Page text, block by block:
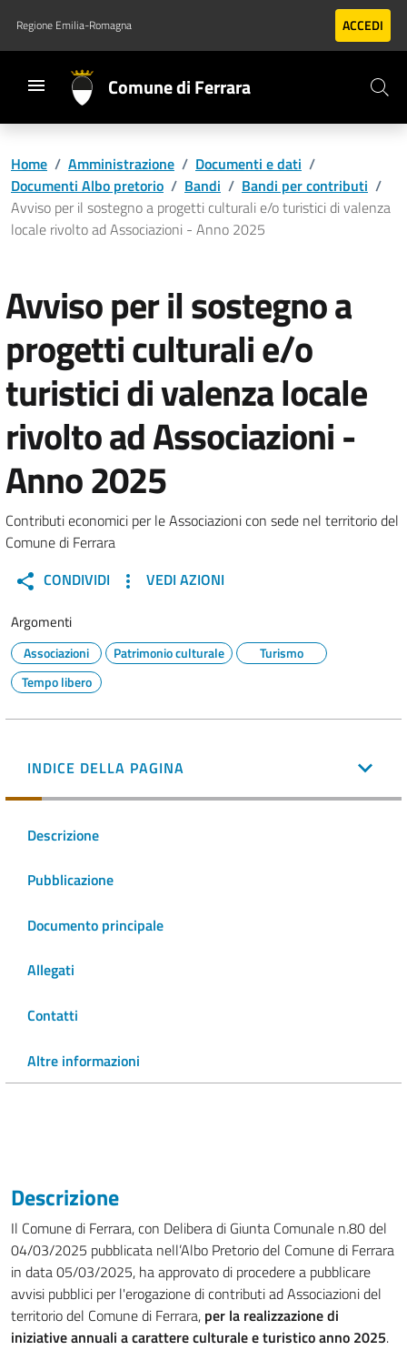
Vai al contenuto principale
Vai al footer
Regione Emilia-Romagna ACCEDI
Comune di Ferrara
Home / Amministrazione / Documenti e dati /
Documenti Albo pretorio / Bandi / Bandi per contributi /
Avviso per il sostegno a progetti culturali e/o turistici di valenza
locale rivolto ad Associazioni - Anno 2025
Avviso per il sostegno a
progetti culturali e/o
turistici di valenza locale
rivolto ad Associazioni -
Anno 2025
Contributi economici per le Associazioni con sede nel territorio del
Comune di Ferrara
CONDIVIDI
VEDI AZIONI
Argomenti
Associazioni Patrimonio culturale
Turismo
Tempo libero
INDICE DELLA PAGINA
Descrizione
Pubblicazione
Documento principale
Allegati
Contatti
Altre informazioni
Descrizione
Il Comune di Ferrara, con Delibera di Giunta Comunale n.80 del
04/03/2025 pubblicata nell’Albo Pretorio del Comune di Ferrara
in data 05/03/2025, ha approvato di procedere a pubblicare
avvisi pubblici per l'erogazione di contributi ad Associazioni del
territorio del Comune di Ferrara, per la realizzazione di
iniziative annuali a carattere culturale e turistico anno 2025.